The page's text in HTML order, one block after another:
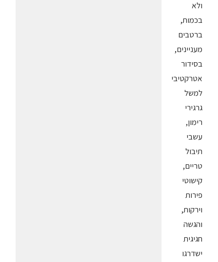
ולא
בכמות,
ברטבים
מעניינים,
בסידור
אטרקטיבי
למשל
גרגירי
רימון,
עשבי
תיבול
טריים,
קישוטי
פירות
וירקות,
והגשה
חגיגית
ישדרגו